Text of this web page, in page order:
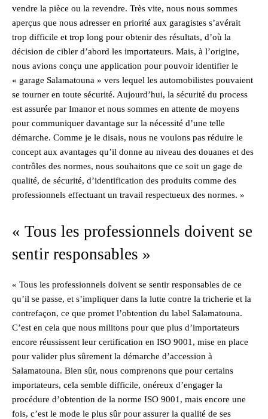
vendre la pièce ou la revendre. Très vite, nous nous sommes
aperçus que nous adresser en priorité aux garagistes s’avérait
trop difficile et trop long pour obtenir des résultats, d’où la
décision de cibler d’abord les importateurs. Mais, à l’origine,
nous avions conçu une application pour pouvoir identifier le
« garage Salamatouna » vers lequel les automobilistes pouvaient
se tourner en toute sécurité. Aujourd’hui, la sécurité du process
est assurée par Imanor et nous sommes en attente de moyens
pour communiquer davantage sur la nécessité d’une telle
démarche. Comme je le disais, nous ne voulons pas réduire le
concept aux avantages qu’il donne au niveau des douanes et des
contrôles des normes, nous souhaitons que ce soit un gage de
qualité, de sécurité, d’identification des produits comme des
professionnels effectuant un travail respectueux des normes. »
« Tous les professionnels doivent se
sentir responsables »
« Tous les professionnels doivent se sentir responsables de ce
qu’il se passe, et s’impliquer dans la lutte contre la tricherie et la
contrefaçon, ce que promet l’obtention du label Salamatouna.
C’est en cela que nous militons pour que plus d’importateurs
encore réussissent leur certification en ISO 9001, mise en place
pour valider plus sûrement la démarche d’accession à
Salamatouna. Bien sûr, nous comprenons que pour certains
importateurs, cela semble difficile, onéreux d’engager la
procédure d’obtention de la norme ISO 9001, mais encore une
fois, c’est le mode le plus sûr pour assurer la qualité de ses